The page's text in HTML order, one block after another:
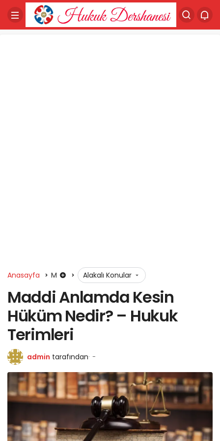
Anasayfa M Alakalı Konular
Maddi Anlamda Kesin
Hüküm Nedir? – Hukuk
Terimleri
admin tarafından -